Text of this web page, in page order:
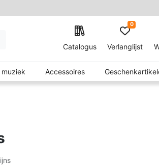
Catalogus Verlanglijst
0
Accessoires